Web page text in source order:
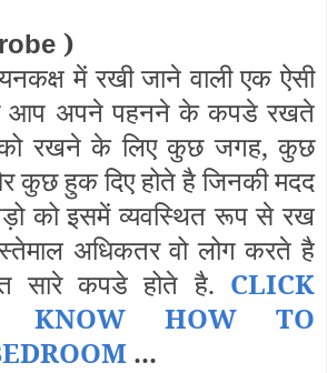
)
में रखी जाने वाली एक ऐसी
आप अपने पहनने के कपडे रखते
को रखने के लिए कुछ जगह, कुछ
कुछ हुक दिए होते है जिनकी मदद
को इसमें व्यवस्थित रूप से रख
अधिकतर वो लोग करते है
सारे कपडे होते है. CLICK
KNOW HOW TO
...